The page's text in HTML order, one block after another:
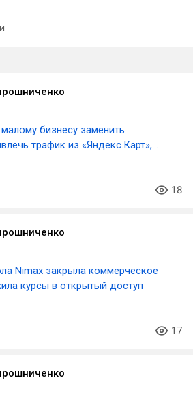
бизнесу заменить
трафик из «Яндекс.Карт»,
18
Nimax закрыла коммерческое
курсы в открытый доступ
17